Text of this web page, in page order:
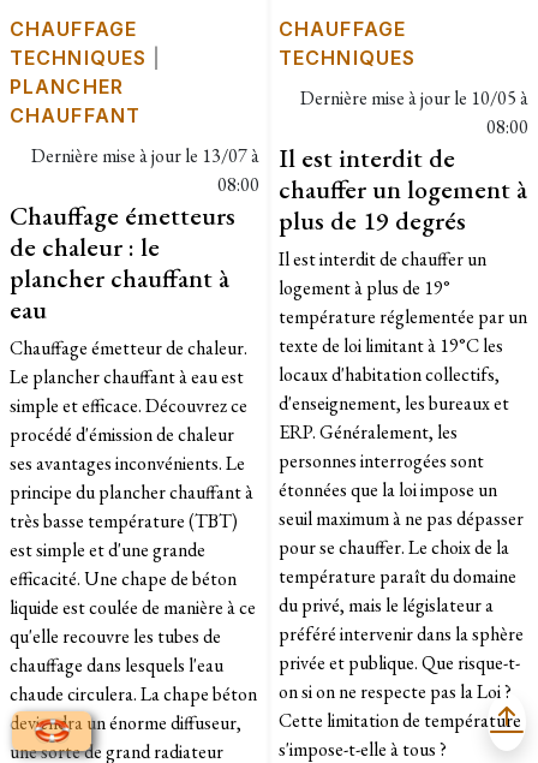
CHAUFFAGE
TECHNIQUES
PLANCHER
CHAUFFANT
Dernière mise à jour le 13/07 à
08:00
Chauffage émetteurs
de chaleur : le
plancher chauffant à
eau
Chauffage émetteur de chaleur.
Le plancher chauffant à eau est
simple et efficace. Découvrez ce
procédé d'émission de chaleur
ses avantages inconvénients. Le
principe du plancher chauffant à
très basse température (TBT)
est simple et d'une grande
efficacité. Une chape de béton
liquide est coulée de manière à ce
qu'elle recouvre les tubes de
chauffage dans lesquels l'eau
chaude circulera. La chape béton
deviendra un énorme diffuseur,
une sorte de grand radiateur
CHAUFFAGE
TECHNIQUES
Dernière mise à jour le 10/05 à
08:00
Il est interdit de
chauffer un logement à
plus de 19 degrés
Il est interdit de chauffer un
logement à plus de 19°
température réglementée par un
texte de loi limitant à 19°C les
locaux d'habitation collectifs,
d'enseignement, les bureaux et
ERP. Généralement, les
personnes interrogées sont
étonnées que la loi impose un
seuil maximum à ne pas dépasser
pour se chauffer. Le choix de la
température paraît du domaine
du privé, mais le législateur a
préféré intervenir dans la sphère
privée et publique. Que risque-t-
on si on ne respecte pas la Loi ?
Cette limitation de température
s'impose-t-elle à tous ?